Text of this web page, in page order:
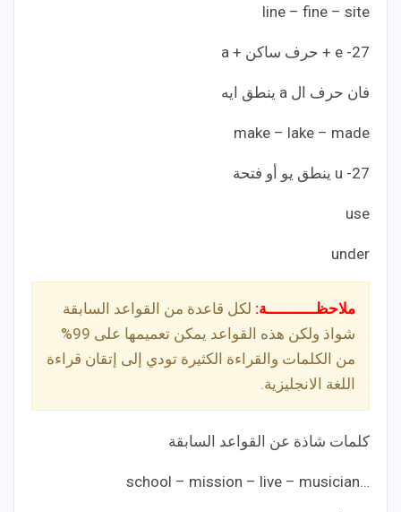
line – fine – site
27- e + حرف ساكن + a
فان حرف ال a ينطق ايه
make – lake – made
27- u ينطق يو أو فتحة
use
under
ملاحظـــــــــــة: لكل قاعدة من القواعد السابقة
شواذ ولكن هذه القواعد يمكن تعميمها على 99%
من الكلمات والقراءة الكثيرة تودي إلى إتقان قراءة
اللغة الانجليزية.
كلمات شاذة عن القواعد السابقة
…school – mission – live – musician